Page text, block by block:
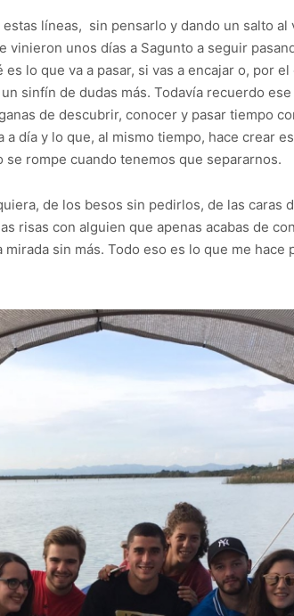
líneas, sin pensarlo y dando un salto
unos días a Sagunto a seguir
lo que va a pasar, si vas a encajar o, por
sinfín de dudas más. Todavía recuerdo
de descubrir, conocer y pasar tiempo
día y lo que, al mismo tiempo, hace crear
rompe cuando tenemos que separarnos.
de los besos sin pedirlos, de las caras
risas con alguien que apenas acabas de
sin más. Todo eso es lo que me hace